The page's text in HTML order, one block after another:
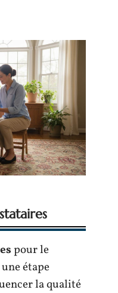
pour le
étape
la qualité